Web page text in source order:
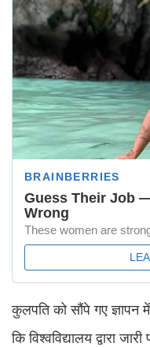
कुलपति को सौंपे गए ज्ञापन
कि विश्वविद्यालय द्वारा